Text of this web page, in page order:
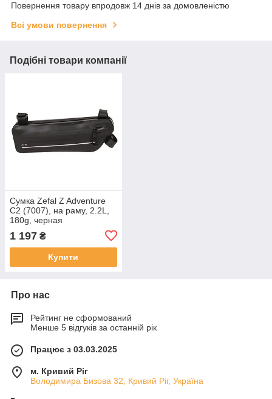
Повернення товару впродовж 14 днів за домовленістю
Всі умови повернення
Подібні товари компанії
Сумка Zefal Z Adventure
C2 (7007), на раму, 2.2L,
180g, черная
1 197 ₴
Купити
Про нас
Рейтинг не сформований
Менше 5 відгуків за останній рік
Працює з 03.03.2025
м. Кривий Ріг
Володимира Бизова 32, Кривий Ріг, Україна